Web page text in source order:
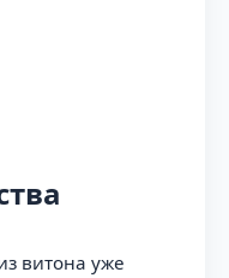
витона уже